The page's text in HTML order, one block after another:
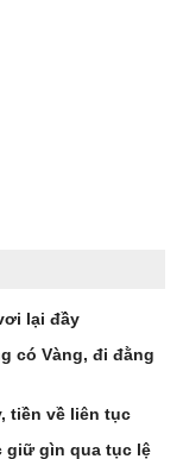
lại đầy
có Vàng, đi đằng
tiền về liên tục
giữ gìn qua tục lệ